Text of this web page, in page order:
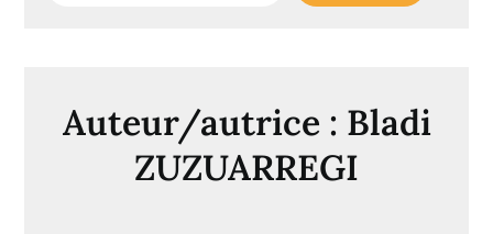
Auteur/autrice : Bladi
ZUZUARREGI